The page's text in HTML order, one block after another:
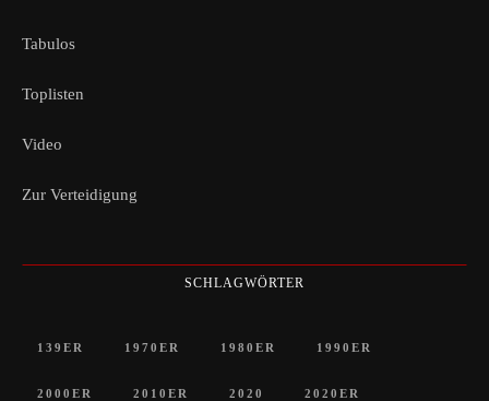
Tabulos
Toplisten
Video
Zur Verteidigung
SCHLAGWÖRTER
139ER 1970ER 1980ER 1990ER
2000ER 2010ER 2020 2020ER